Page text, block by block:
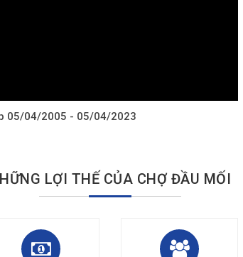
05/04/2005 - 05/04/2023
LỢI THẾ CỦA CHỢ ĐẦU MỐI